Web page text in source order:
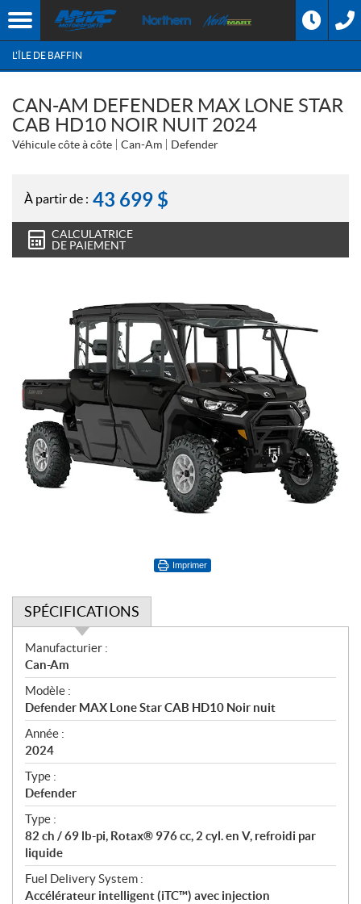
L'ÎLE DE BAFFIN
CAN-AM DEFENDER MAX LONE STAR
CAB HD10 NOIR NUIT 2024
Véhicule côte à côte Can-Am Defender
À partir de : 43 699 $
CALCULATRICE
DE PAIEMENT
Imprimer
SPÉCIFICATIONS
S
p
é
c
i
f
i
c
a
t
i
o
n
s
Manufacturier :
Can-Am
Modèle :
Defender MAX Lone Star CAB HD10 Noir nuit
Année :
2024
Type :
Defender
Type :
82 ch / 69 lb-pi, Rotax® 976 cc, 2 cyl. en V, refroidi par
liquide
Fuel Delivery System :
Accélérateur intelligent (iTC™) avec injection